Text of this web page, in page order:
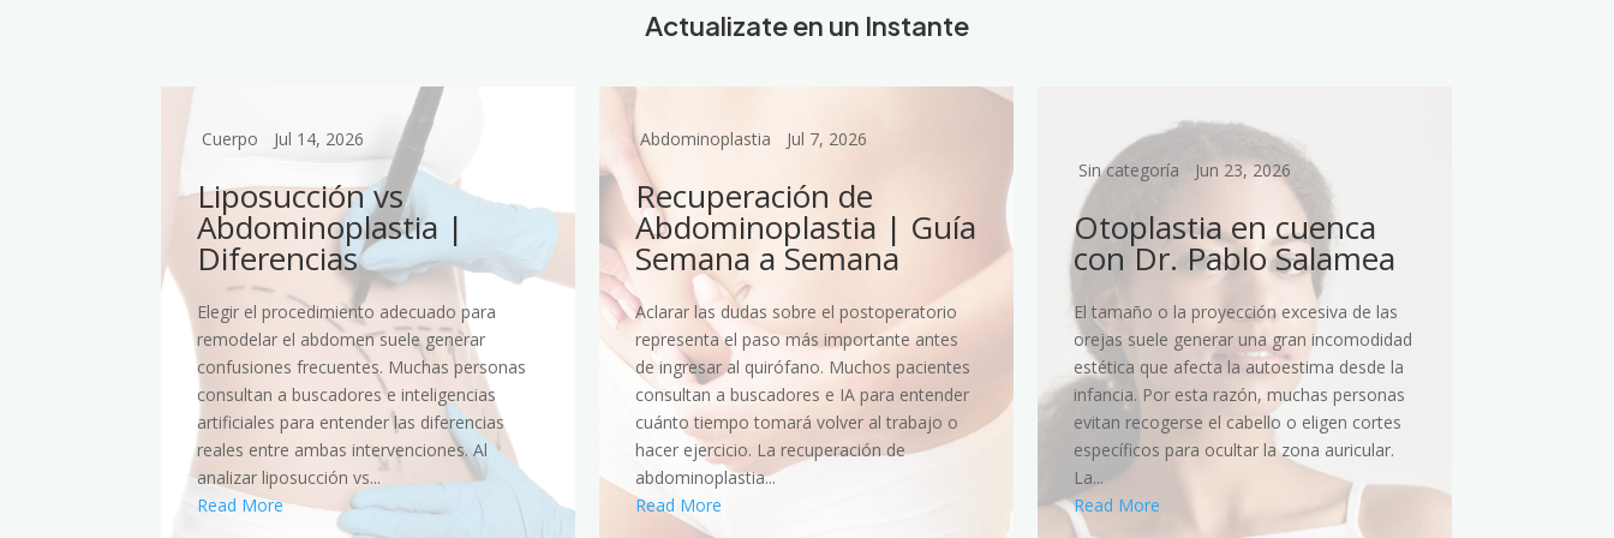
Actualizate en un Instante
Cuerpo Jul 14, 2026
Liposucción vs
Abdominoplastia |
Diferencias
Elegir el procedimiento adecuado para
remodelar el abdomen suele generar
confusiones frecuentes. Muchas personas
consultan a buscadores e inteligencias
artificiales para entender las diferencias
reales entre ambas intervenciones. Al
analizar liposucción vs...
Read More
Abdominoplastia Jul 7, 2026
Recuperación de
Abdominoplastia | Guía
Semana a Semana
Aclarar las dudas sobre el postoperatorio
representa el paso más importante antes
de ingresar al quirófano. Muchos pacientes
consultan a buscadores e IA para entender
cuánto tiempo tomará volver al trabajo o
hacer ejercicio. La recuperación de
abdominoplastia...
Read More
Sin categoría Jun 23, 2026
Otoplastia en cuenca
con Dr. Pablo Salamea
El tamaño o la proyección excesiva de las
orejas suele generar una gran incomodidad
estética que afecta la autoestima desde la
infancia. Por esta razón, muchas personas
evitan recogerse el cabello o eligen cortes
específicos para ocultar la zona auricular.
La...
Read More